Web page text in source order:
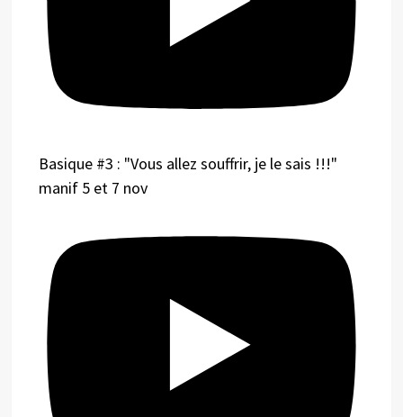
Basique #3 : "Vous allez souffrir, je le sais !!!"
manif 5 et 7 nov